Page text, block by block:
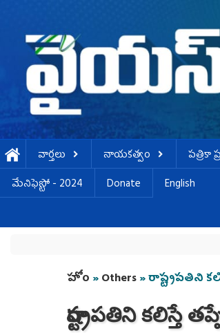
వార్తలు నాయకత్వం పత్రికా
మేనిఫెస్టో - 2024
Donate English
You are here
హోం »Others» రాష్ట్రపతిని
రాష్ట్రపతిని కలిస్తే